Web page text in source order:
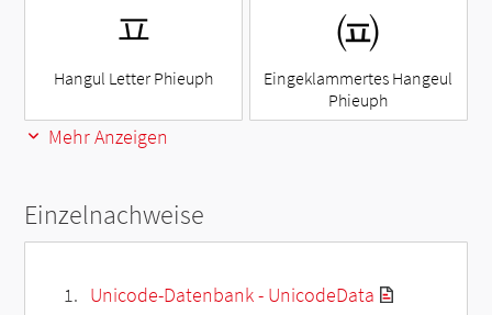
ㅍ
Hangul Letter Phieuph
㈌
Eingeklammertes Hangeul
Phieuph
Mehr Anzeigen
Einzelnachweise
Unicode-Datenbank - UnicodeData